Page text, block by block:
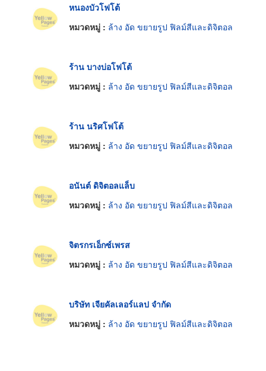
หนองบัวโฟโต้
หมวดหมู่ : ล้าง อัด ขยายรูป ฟิลม์สีและดิจิตอล
ร้าน บางบ่อโฟโต้
หมวดหมู่ : ล้าง อัด ขยายรูป ฟิลม์สีและดิจิตอล
ร้าน นริศโฟโต้
หมวดหมู่ : ล้าง อัด ขยายรูป ฟิลม์สีและดิจิตอล
อนันต์ ดิจิตอลแล็บ
หมวดหมู่ : ล้าง อัด ขยายรูป ฟิลม์สีและดิจิตอล
จิตรกรเอ็กซ์เพรส
หมวดหมู่ : ล้าง อัด ขยายรูป ฟิลม์สีและดิจิตอล
บริษัท เจียคัลเลอร์แลป จำกัด
หมวดหมู่ : ล้าง อัด ขยายรูป ฟิลม์สีและดิจิตอล